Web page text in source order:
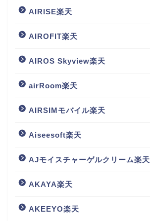
AIRISE楽天
AIROFIT楽天
AIROS Skyview楽天
airRoom楽天
AIRSIMモバイル楽天
Aiseesoft楽天
AJモイスチャーゲルクリーム楽天
AKAYA楽天
AKEEYO楽天